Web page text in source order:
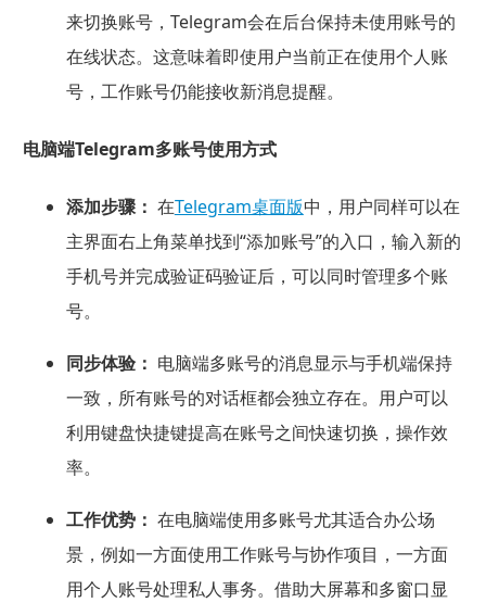
来切换账号，Telegram会在后台保持未使用账号的
在线状态。这意味着即使用户当前正在使用个人账
号，工作账号仍能接收新消息提醒。
电脑端Telegram多账号使用方式
添加步骤： 在Telegram桌面版中，用户同样可以在
主界面右上角菜单找到“添加账号”的入口，输入新的
手机号并完成验证码验证后，可以同时管理多个账
号。
同步体验： 电脑端多账号的消息显示与手机端保持
一致，所有账号的对话框都会独立存在。用户可以
利用键盘快捷键提高在账号之间快速切换，操作效
率。
工作优势： 在电脑端使用多账号尤其适合办公场
景，例如一方面使用工作账号与协作项目，一方面
用个人账号处理私人事务。借助大屏幕和多窗口显